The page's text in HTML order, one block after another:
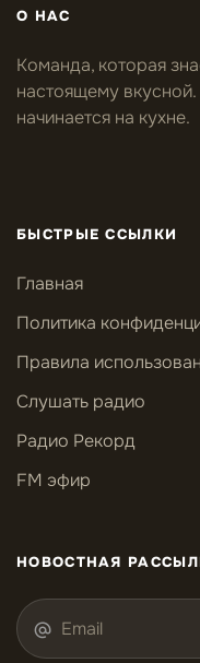
О НАС
Команда, которая
настоящему вкусной.
начинается на кухне.
БЫСТРЫЕ ССЫЛКИ
Главная
Политика
Правила
Слушать радио
Радио Рекорд
FM эфир
НОВОСТНАЯ